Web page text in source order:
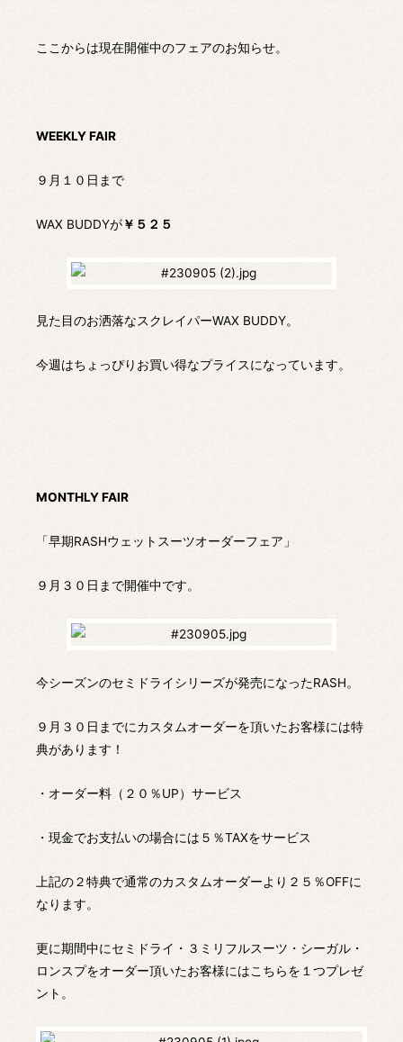
ここからは現在開催中のフェアのお知らせ。
WEEKLY FAIR
９月１０日まで
WAX BUDDYが￥５２５
見た目のお洒落なスクレイパーWAX BUDDY。
今週はちょっぴりお買い得なプライスになっています。
MONTHLY FAIR
「早期RASHウェットスーツオーダーフェア」
９月３０日まで開催中です。
今シーズンのセミドライシリーズが発売になったRASH。
９月３０日までにカスタムオーダーを頂いたお客様には特
典があります！
・オーダー料（２０％UP）サービス
・現金でお支払いの場合には５％TAXをサービス
上記の２特典で通常のカスタムオーダーより２５％OFFに
なります。
更に期間中にセミドライ・３ミリフルスーツ・シーガル・
ロンスプをオーダー頂いたお客様にはこちらを１つプレゼ
ント。